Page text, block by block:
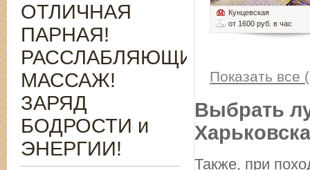
Кунцевская
от 1600 руб. в час
Показать все
Выбрать
Также, при
ОТЛИЧНАЯ
ПАРНАЯ!
РАССЛАБЛЯЮЩИЙ
МАССАЖ!
ЗАРЯД
БОДРОСТИ и
ЭНЕРГИИ!